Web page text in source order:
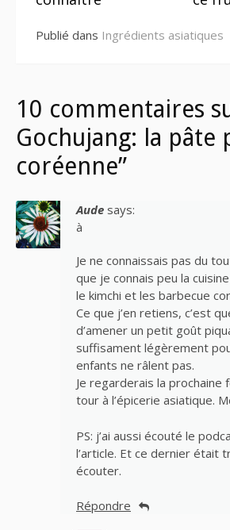
Publié dans Ingrédients asiatiques
10 commentaires
Gochujang: la pâte
coréenne”
Aude says:
à
Je ne connaissais pas du
que je connais peu la
le kimchi et les barbecue
Ce que j’en retiens, c’est
d’amener un petit goût
suffisament légèrement
enfants ne râlent pas.
Je regarderais la prochaine
tour à l’épicerie asiatique.
PS: j’ai aussi écouté le
l’article. Et ce dernier était
écouter.
Répondre